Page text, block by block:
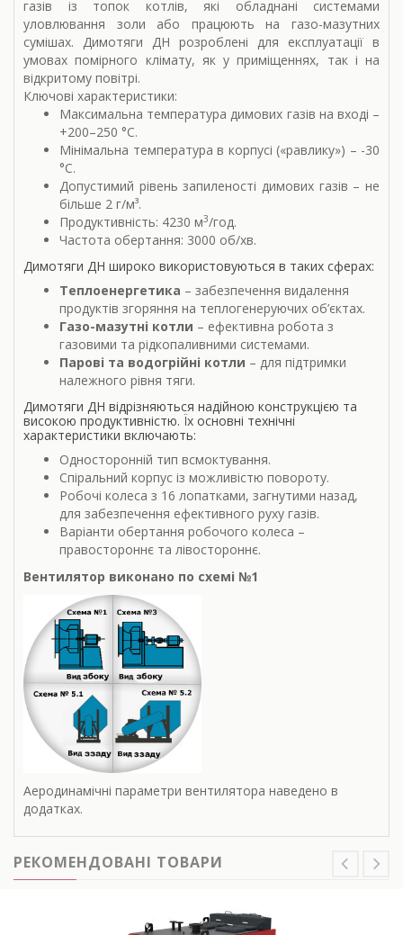
газів із топок котлів, які обладнані системами
уловлювання золи або працюють на газо-мазутних
сумішах. Димотяги ДН розроблені для експлуатації в
умовах помірного клімату, як у приміщеннях, так і на
відкритому повітрі.
Ключові характеристики:
Максимальна температура димових газів на вході –
+200–250 °С.
Мінімальна температура в корпусі («равлику») – -30
°С.
Допустимий рівень запиленості димових газів – не
більше 2 г/м³.
Продуктивність: 4230 м3/год.
Частота обертання: 3000 об/хв.
Димотяги ДН широко використовуються в таких сферах:
Теплоенергетика – забезпечення видалення
продуктів згоряння на теплогенеруючих об’єктах.
Газо-мазутні котли – ефективна робота з
газовими та рідкопаливними системами.
Парові та водогрійні котли – для підтримки
належного рівня тяги.
Димотяги ДН відрізняються надійною конструкцією та
високою продуктивністю. Їх основні технічні
характеристики включають:
Односторонній тип всмоктування.
Спіральний корпус із можливістю повороту.
Робочі колеса з 16 лопатками, загнутими назад,
для забезпечення ефективного руху газів.
Варіанти обертання робочого колеса –
правостороннє та лівостороннє.
Вентилятор виконано по схемі №1
Аеродинамічні параметри вентилятора наведено в
додатках.
РЕКОМЕНДОВАНІ ТОВАРИ